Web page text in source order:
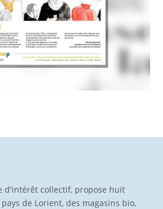
d'intérêt collectif, propose huit
de Lorient, des magasins bio,